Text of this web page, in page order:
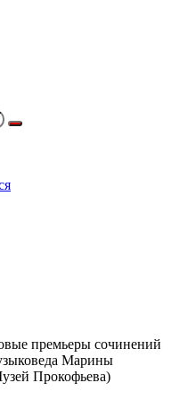
Поиск
премьеры сочинений
Марины
Прокофьева)